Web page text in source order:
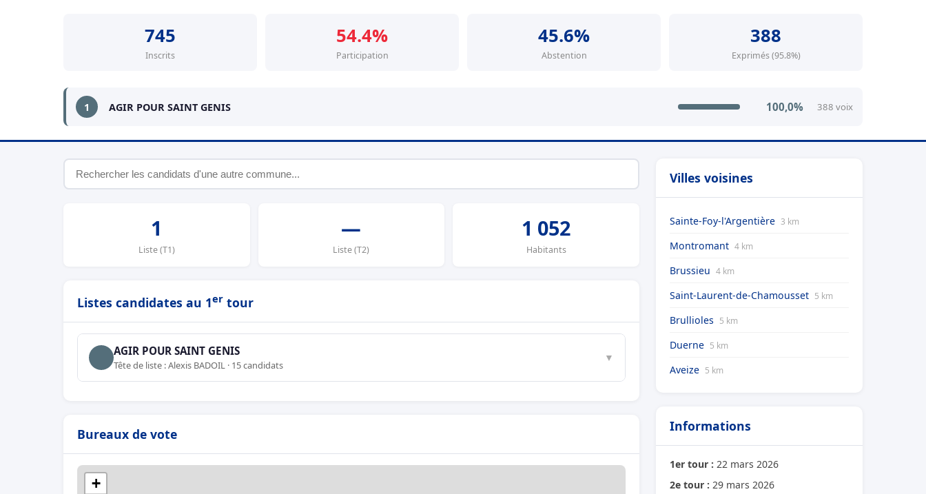
745
Inscrits
54.4%
Participation
45.6%
Abstention
388
Exprimés (95.8%)
1 AGIR POUR SAINT GENIS 100,0% 388 voix
1
Liste (T1)
—
Liste (T2)
1 052
Habitants
Listes candidates au 1er tour
AGIR POUR SAINT GENIS
Tête de liste : Alexis BADOIL · 15 candidats
▼
Bureaux de vote
+
Villes voisines
Sainte-Foy-l'Argentière 3 km
Montromant 4 km
Brussieu 4 km
Saint-Laurent-de-Chamousset 5 km
Brullioles 5 km
Duerne 5 km
Aveize 5 km
Informations
1er tour : 22 mars 2026
2e tour : 29 mars 2026